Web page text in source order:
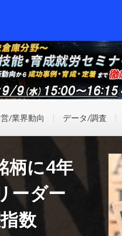
/業界動向 データ/調査
柄に4年
ーダー
数